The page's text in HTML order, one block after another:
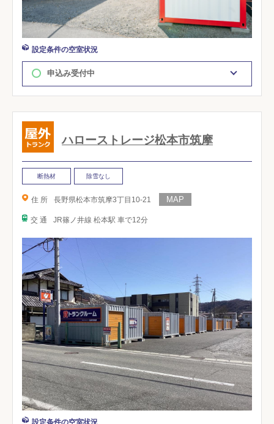
設定条件の空室状況
申込み受付中
ハローストレージ松本市筑摩
断熱材 除雪なし
住 所 長野県松本市筑摩3丁目10-21
交 通 JR篠ノ井線 松本駅 車で12分
設定条件の空室状況